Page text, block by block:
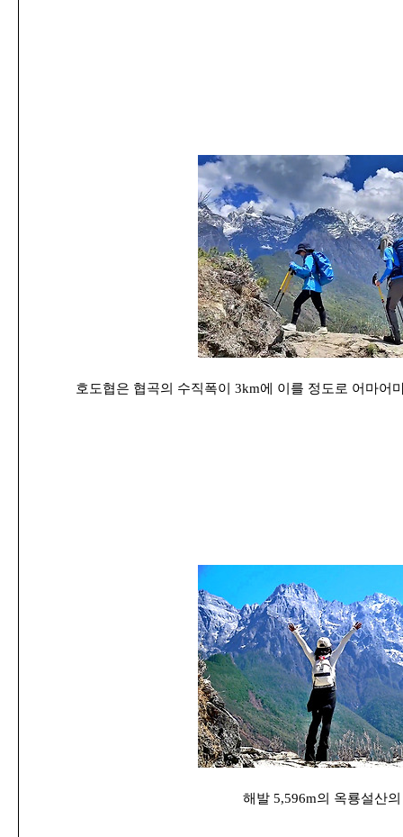
호도협은 협곡의 수직폭이 3km에 이를 정도로 어마어
해발 5,596m의 옥룡설산